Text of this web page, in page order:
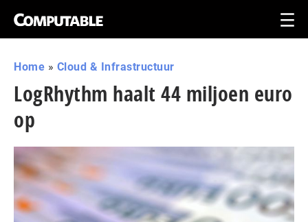
Home » Cloud & Infrastructuur
LogRhythm haalt 44 miljoen euro
op